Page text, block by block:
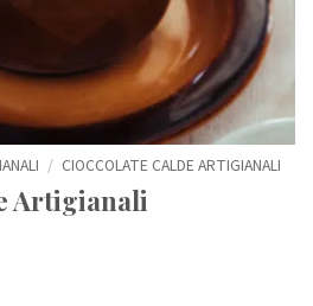
/ CIOCCOLATE CALDE ARTIGIANALI
Artigianali